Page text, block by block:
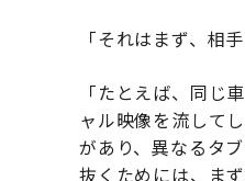
「それはまず、相
「たとえば、同じ
ャル映像を流して
があり、異なるタ
抜くためには、ま